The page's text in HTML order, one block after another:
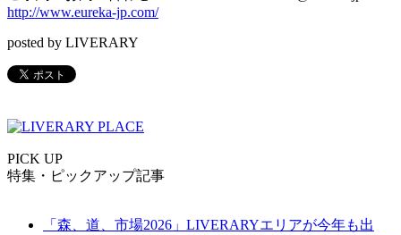
http://www.eureka-jp.com/
posted by LIVERARY
PICK UP
特集・ピックアップ記事
「森、道、市場2026」LIVERARYエリアが今年も出